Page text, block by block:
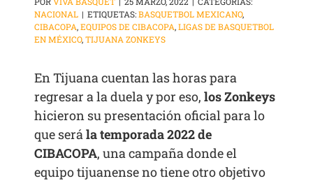
NACIONAL | ETIQUETAS:BASQUETBOL MEXICANO,
CIBACOPA,EQUIPOS DE CIBACOPA,LIGAS DE BASQUETBOL
EN MÉXICO,TIJUANA ZONKEYS
En Tijuana cuentan las horas para
regresar a la duela y por eso,los Zonkeys
hicieron su presentación oficial para lo
que serála temporada 2022 de
CIBACOPA, una campaña donde el
equipo tijuanense no tiene otro objetivo